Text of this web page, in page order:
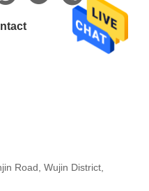
Road, Wujin District,